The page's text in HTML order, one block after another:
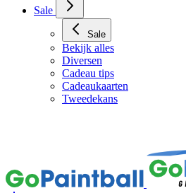
Sale
Sale
Bekijk alles
Diversen
Cadeau tips
Cadeaukaarten
Tweedekans